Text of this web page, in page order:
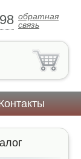
обратная
связь